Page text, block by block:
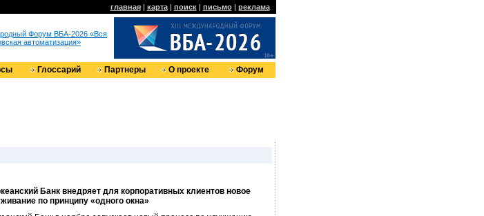
главная| карта| поиск| письмо| реклама
Форум ВБА-2026 «Вся
автоматизация»
Глоссарий Партнеры О проекте Форум
Банк внедряет для корпоративных клиентов новое
по принципу «одного окна»